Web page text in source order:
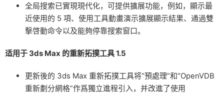
全局搜索已實現現代化，可提供擴展功能，例如，顯示最
近使用的 5 項、使用工具動畫演示擴展顯示結果、通過雙
擊啓動命令以及能夠停靠搜索窗口。
适用于 3ds Max 的重新拓撲工具 1.5
更新後的 3ds Max 重新拓撲工具将“預處理”和“OpenVDB
重新劃分網格”作爲獨立進程引入，并改進了使用